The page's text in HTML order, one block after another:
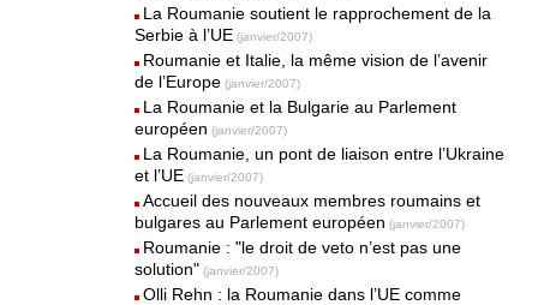
La Roumanie soutient le rapprochement de la
Serbie à l’UE (janvier/2007)
Roumanie et Italie, la même vision de l’avenir
de l’Europe (janvier/2007)
La Roumanie et la Bulgarie au Parlement
européen (janvier/2007)
La Roumanie, un pont de liaison entre l’Ukraine
et l’UE (janvier/2007)
Accueil des nouveaux membres roumains et
bulgares au Parlement européen (janvier/2007)
Roumanie : "le droit de veto n’est pas une
solution" (janvier/2007)
Olli Rehn : la Roumanie dans l’UE comme